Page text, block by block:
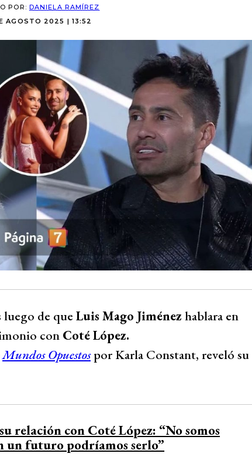
POR: DANIELA RAMÍREZ
AGOSTO 2025 | 13:52
luego de que Luis Mago Jiménez hablara en
con Coté López.
Mundos Opuestospor Karla Constant, reveló su
relación con Coté López: “No somos
un futuro podríamos serlo”